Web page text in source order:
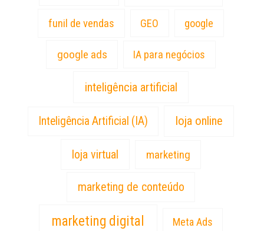
funil de vendas GEO google
google ads IA para negócios
inteligência artificial
Inteligência Artificial (IA) loja online
loja virtual marketing
marketing de conteúdo
marketing digital Meta Ads